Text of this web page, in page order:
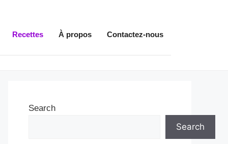
Recettes À propos Contactez-nous
Search
Search